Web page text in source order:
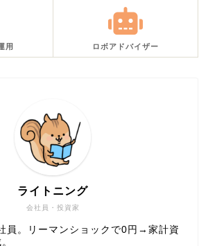
用 ロボアドバイザー
会社員・投資家
ライトニング
員。リーマンショックで0円→家計資